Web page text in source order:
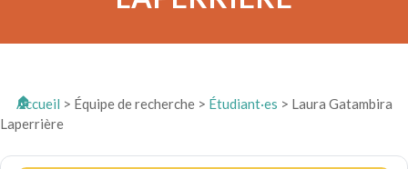
Accueil > Équipe de recherche > Étudiant·es > Laura Gatambira
Laperrière